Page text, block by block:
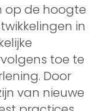
op de hoogte
in
toe te
Door
van nieuwe